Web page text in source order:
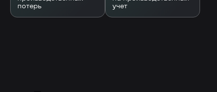
данных»
Контактные лица